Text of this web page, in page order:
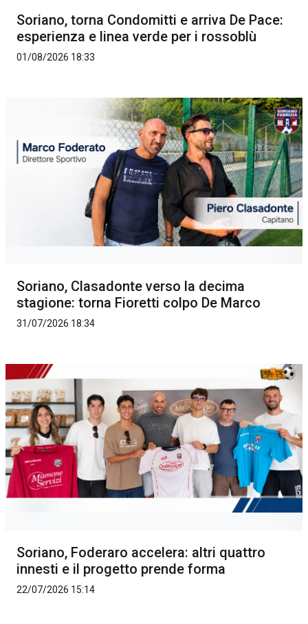
Soriano, torna Condomitti e arriva De Pace:
esperienza e linea verde per i rossoblù
01/08/2026 18:33
Soriano, Clasadonte verso la decima
stagione: torna Fioretti colpo De Marco
31/07/2026 18:34
Soriano, Foderaro accelera: altri quattro
innesti e il progetto prende forma
22/07/2026 15:14